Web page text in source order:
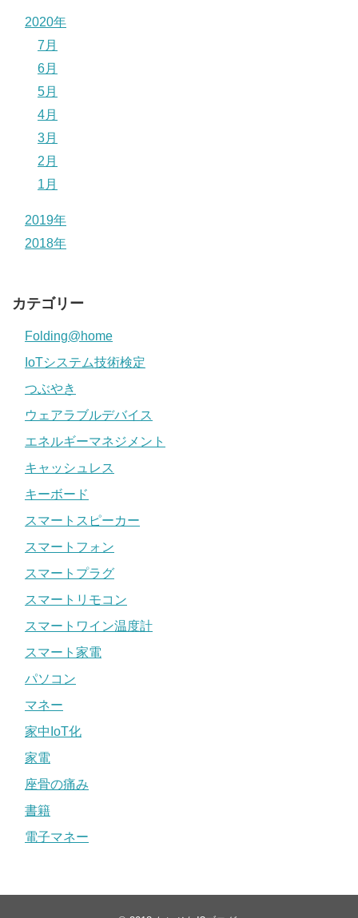
2020年
7月
6月
5月
4月
3月
2月
1月
2019年
2018年
カテゴリー
Folding@home
IoTシステム技術検定
つぶやき
ウェアラブルデバイス
エネルギーマネジメント
キャッシュレス
キーボード
スマートスピーカー
スマートフォン
スマートプラグ
スマートリモコン
スマートワイン温度計
スマート家電
パソコン
マネー
家中IoT化
家電
座骨の痛み
書籍
電子マネー